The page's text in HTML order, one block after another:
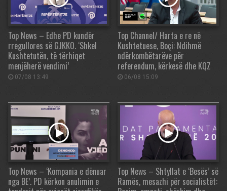
Top News – Edhe PD kundër
rregullores së GJKKO. ‘Shkel
Kushtetutën, të tërhiqet
menjëherë vendimi’
07/08 13:49
Top Channel/ Harta e re në
Kushtetuese, Boçi: Ndihmë
ndërkombëtarëve për
referendum, kërkesë dhe KQZ
06/08 15:09
Top News – ‘Kompania e dënuar
nga BE’. PD kërkon anulimin e
Top News – Shtyllat e ‘Besës’ së
Ramës, mesazhi për socialistët: